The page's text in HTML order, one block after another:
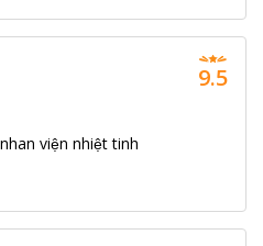
viện nhiệt tinh
9.5